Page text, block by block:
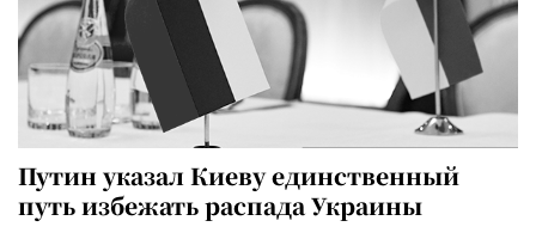
Путин указал Киеву единственный
путь избежать распада Украины